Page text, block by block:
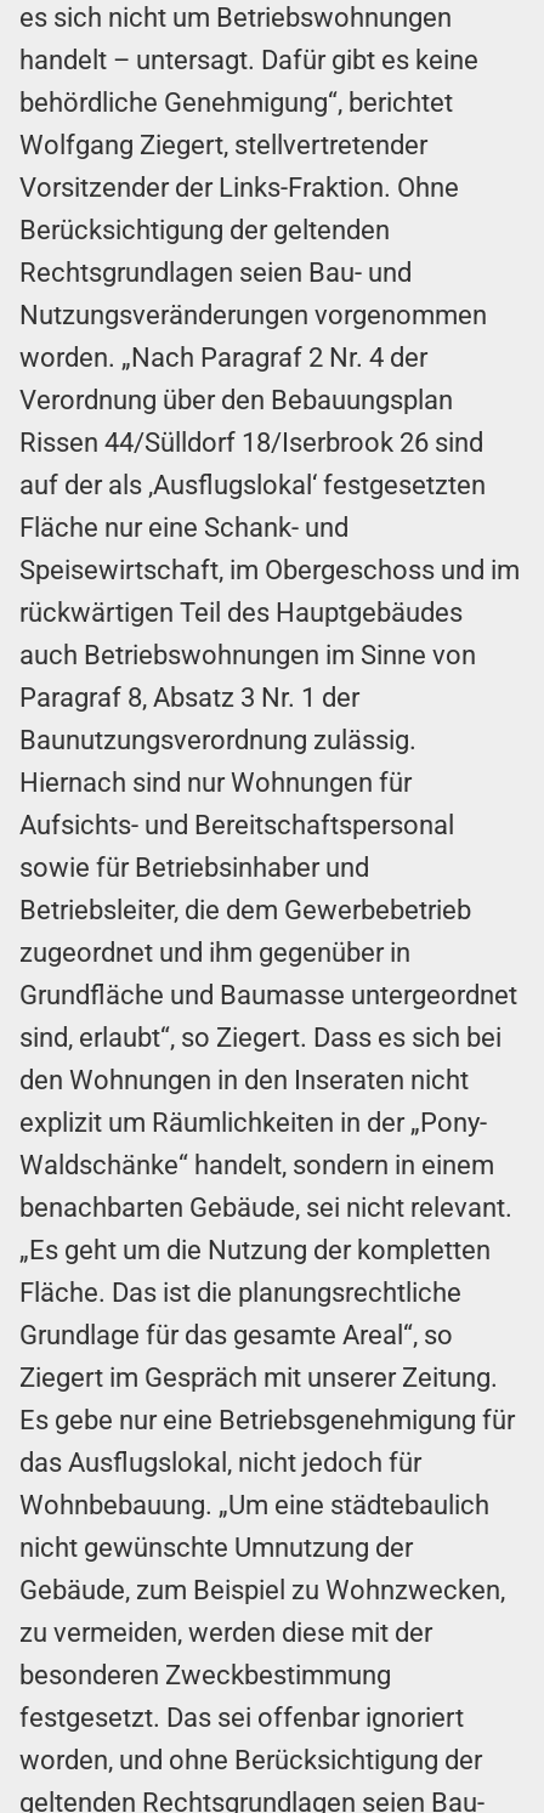
es sich nicht um Betriebswohnungen
handelt – untersagt. Dafür gibt es keine
behördliche Genehmigung“, berichtet
Wolfgang Ziegert, stellvertretender
Vorsitzender der Links-Fraktion. Ohne
Berücksichtigung der geltenden
Rechtsgrundlagen seien Bau- und
Nutzungsveränderungen vorgenommen
worden. „Nach Paragraf 2 Nr. 4 der
Verordnung über den Bebauungsplan
Rissen 44/Sülldorf 18/Iserbrook 26 sind
auf der als ,Ausflugslokal‘ festgesetzten
Fläche nur eine Schank- und
Speisewirtschaft, im Obergeschoss und im
rückwärtigen Teil des Hauptgebäudes
auch Betriebswohnungen im Sinne von
Paragraf 8, Absatz 3 Nr. 1 der
Baunutzungsverordnung zulässig.
Hiernach sind nur Wohnungen für
Aufsichts- und Bereitschaftspersonal
sowie für Betriebsinhaber und
Betriebsleiter, die dem Gewerbebetrieb
zugeordnet und ihm gegenüber in
Grundfläche und Baumasse untergeordnet
sind, erlaubt“, so Ziegert. Dass es sich bei
den Wohnungen in den Inseraten nicht
explizit um Räumlichkeiten in der „Pony-
Waldschänke“ handelt, sondern in einem
benachbarten Gebäude, sei nicht relevant.
„Es geht um die Nutzung der kompletten
Fläche. Das ist die planungsrechtliche
Grundlage für das gesamte Areal“, so
Ziegert im Gespräch mit unserer Zeitung.
Es gebe nur eine Betriebsgenehmigung für
das Ausflugslokal, nicht jedoch für
Wohnbebauung. „Um eine städtebaulich
nicht gewünschte Umnutzung der
Gebäude, zum Beispiel zu Wohnzwecken,
zu vermeiden, werden diese mit der
besonderen Zweckbestimmung
festgesetzt. Das sei offenbar ignoriert
worden, und ohne Berücksichtigung der
geltenden Rechtsgrundlagen seien Bau-